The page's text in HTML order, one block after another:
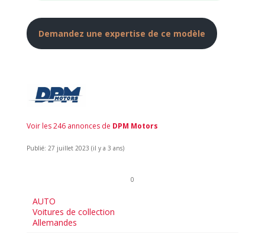
Demandez une expertise de ce modèle
Voir les 246 annonces de DPM Motors
Publié: 27 juillet 2023 (il y a 3 ans)
0
AUTO
Voitures de collection
Allemandes